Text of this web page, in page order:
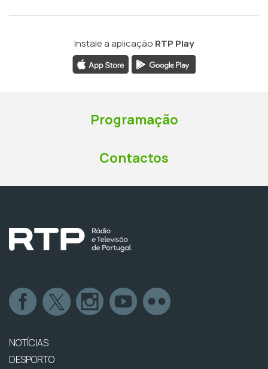
Instale a aplicação RTP Play
Programação
Contactos
NOTÍCIAS
DESPORTO